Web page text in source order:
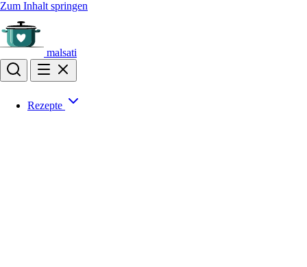
Zum Inhalt springen
malsati
Rezepte